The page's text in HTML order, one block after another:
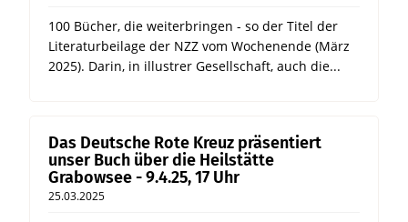
100 Bücher, die weiterbringen - so der Titel der
Literaturbeilage der NZZ vom Wochenende (März
2025). Darin, in illustrer Gesellschaft, auch die...
Das Deutsche Rote Kreuz präsentiert
unser Buch über die Heilstätte
Grabowsee - 9.4.25, 17 Uhr
25.03.2025